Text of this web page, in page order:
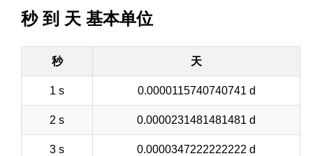
秒 到 天 基本单位
秒 天
1 s 0.0000115740740741 d
2 s 0.0000231481481481 d
3 s 0.0000347222222222 d